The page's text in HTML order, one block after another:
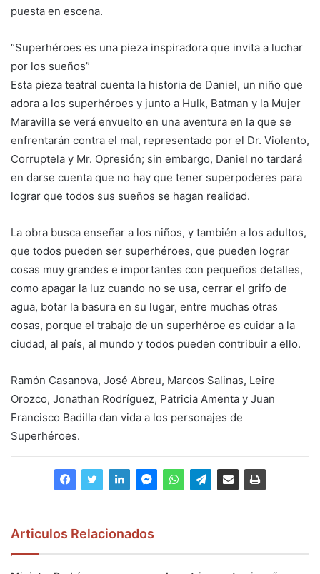
puesta en escena.
“Superhéroes es una pieza inspiradora que invita a luchar
por los sueños”
Esta pieza teatral cuenta la historia de Daniel, un niño que
adora a los superhéroes y junto a Hulk, Batman y la Mujer
Maravilla se verá envuelto en una aventura en la que se
enfrentarán contra el mal, representado por el Dr. Violento,
Corruptela y Mr. Opresión; sin embargo, Daniel no tardará
en darse cuenta que no hay que tener superpoderes para
lograr que todos sus sueños se hagan realidad.
La obra busca enseñar a los niños, y también a los adultos,
que todos pueden ser superhéroes, que pueden lograr
cosas muy grandes e importantes con pequeños detalles,
como apagar la luz cuando no se usa, cerrar el grifo de
agua, botar la basura en su lugar, entre muchas otras
cosas, porque el trabajo de un superhéroe es cuidar a la
ciudad, al país, al mundo y todos pueden contribuir a ello.
Ramón Casanova, José Abreu, Marcos Salinas, Leire
Orozco, Jonathan Rodríguez, Patricia Amenta y Juan
Francisco Badilla dan vida a los personajes de
Superhéroes.
Articulos Relacionados